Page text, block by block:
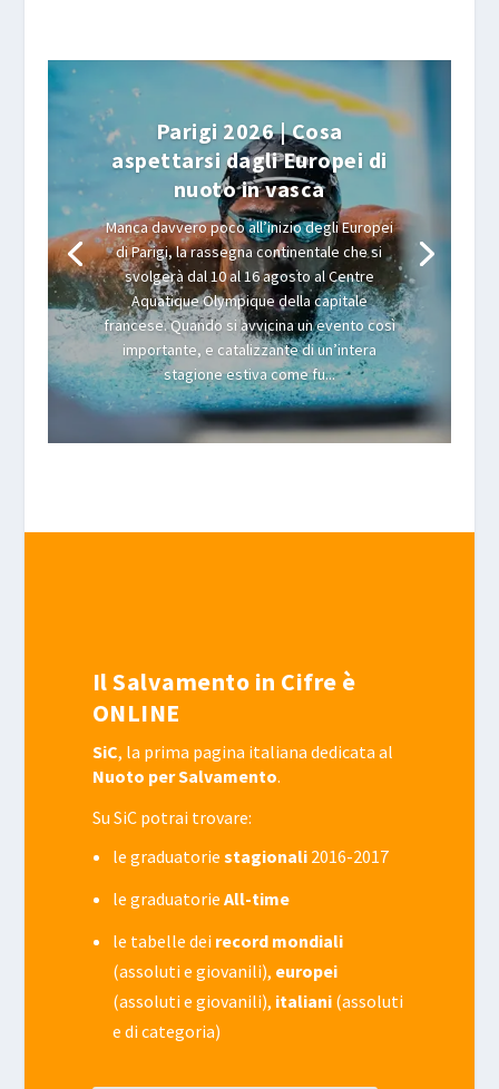
Parigi 2026 | Cosa
aspettarsi dagli Europei di
nuoto in vasca
Manca davvero poco all’inizio degli Europei
di Parigi, la rassegna continentale che si
svolgerà dal 10 al 16 agosto al Centre
Aquatique Olympique della capitale
francese. Quando si avvicina un evento così
importante, e catalizzante di un’intera
stagione estiva come fu...
Il Salvamento in Cifre è
ONLINE
SiC, la prima pagina italiana dedicata al
Nuoto per Salvamento.
Su SiC potrai trovare:
le graduatorie stagionali2016-2017
le graduatorie All-time
le tabelle dei record mondiali
(assoluti e giovanili), europei
(assoluti e giovanili), italiani(assoluti
e di categoria)